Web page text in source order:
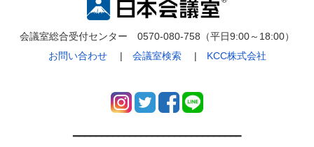
会議室総合受付センター 0570-080-758（平日9:00～18:00）
お問い合わせ| 会議室検索| KCC株式会社
━━━━━━━━━━━━━━━━━━━━━━━━━━━━━━